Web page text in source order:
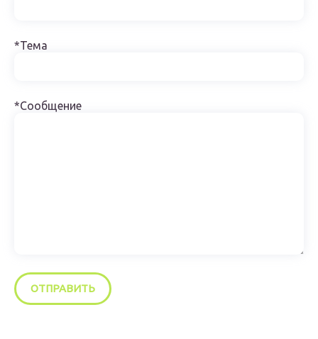
*Тема
*Сообщение